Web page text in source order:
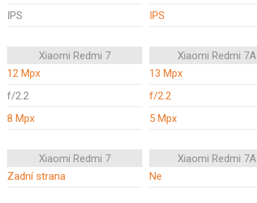
IPS IPS
Xiaomi Redmi 7 Xiaomi Redmi 7A
12 Mpx 13 Mpx
f/2.2 f/2.2
8 Mpx 5 Mpx
Xiaomi Redmi 7 Xiaomi Redmi 7A
Zadní strana Ne